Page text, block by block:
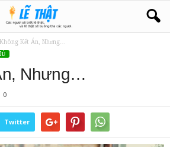
Không Kết Án, Nhưng…
Nhưng…
0
Twitter